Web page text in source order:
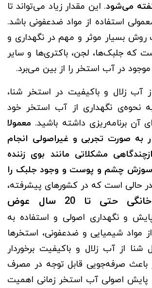
می‌شود. این مقدار زیاد می‌تواند تا
معمولی استفاده از مواد ضدعفونی باشد.
بسیار موثر و مهم در نگهداری و
که جلبک‌ها، لجن، باکتری‌ها و سایر
در آب استخر را از بین می‌برد.
از آب زلال و باکیفیت در استخر شنا،
نحوه‌ی نگهداری از آب استخر خود
آن ‌برنامه‌ریزی داشته باشید. معمولا
به صورت تجربی و غیراصولی انجام
مشکلاتی مانند بوی زننده
سوزش چشم و پوست و وجود جلبک را
حالی است که در کشورهای پیشرفته،
آبِ استخر خانگی حتی تا 20 سال عوض
و نگهداری اصولی و استفاده به
مواد شیمیایی و ضدعفونی، استخرها
از آب زلال و باکیفیت برخوردار
باعث صرفه‌جویی قابل توجه در مصرف
اصولی آب استخر زمانی اهمیت